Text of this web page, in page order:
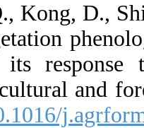
19. Zhang, Q.,
(2018),"
Plateau and
2013)".
417. [